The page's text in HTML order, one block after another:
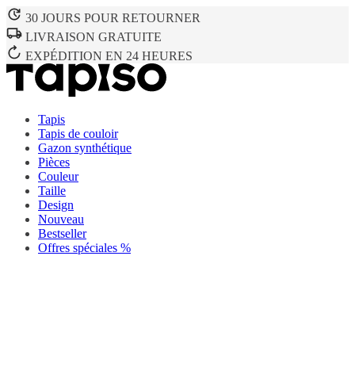
30 JOURS POUR RETOURNER
LIVRAISON GRATUITE
EXPÉDITION EN 24 HEURES
Tapis
Tapis de couloir
Gazon synthétique
Pièces
Couleur
Taille
Design
Nouveau
Bestseller
Offres spéciales %